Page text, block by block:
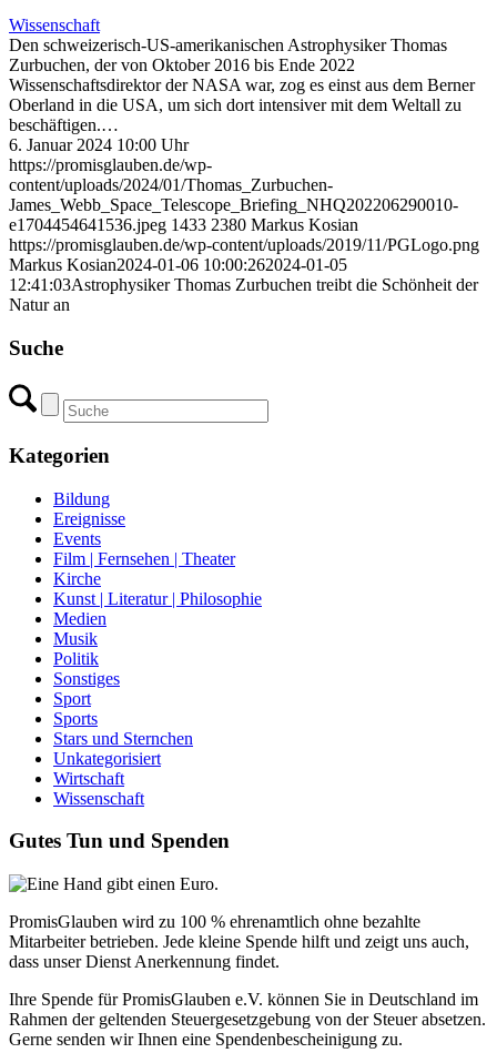
Wissenschaft
Den schweizerisch-US-amerikanischen Astrophysiker Thomas
Zurbuchen, der von Oktober 2016 bis Ende 2022
Wissenschaftsdirektor der NASA war, zog es einst aus dem Berner
Oberland in die USA, um sich dort intensiver mit dem Weltall zu
beschäftigen.…
6. Januar 2024 10:00 Uhr
https://promisglauben.de/wp-
content/uploads/2024/01/Thomas_Zurbuchen-
James_Webb_Space_Telescope_Briefing_NHQ202206290010-
e1704454641536.jpeg 1433 2380 Markus Kosian
https://promisglauben.de/wp-content/uploads/2019/11/PGLogo.png
Markus Kosian2024-01-06 10:00:262024-01-05
12:41:03Astrophysiker Thomas Zurbuchen treibt die Schönheit der
Natur an
Suche
Kategorien
Bildung
Ereignisse
Events
Film | Fernsehen | Theater
Kirche
Kunst | Literatur | Philosophie
Medien
Musik
Politik
Sonstiges
Sport
Sports
Stars und Sternchen
Unkategorisiert
Wirtschaft
Wissenschaft
Gutes Tun und Spenden
PromisGlauben wird zu 100 % ehrenamtlich ohne bezahlte
Mitarbeiter betrieben. Jede kleine Spende hilft und zeigt uns auch,
dass unser Dienst Anerkennung findet.
Ihre Spende für PromisGlauben e.V. können Sie in Deutschland im
Rahmen der geltenden Steuergesetzgebung von der Steuer absetzen.
Gerne senden wir Ihnen eine Spendenbescheinigung zu.